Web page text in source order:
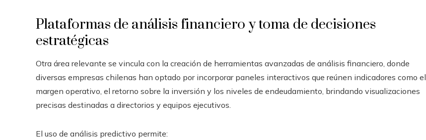
Plataformas de análisis financiero y toma de decisiones
estratégicas
Otra área relevante se vincula con la creación de herramientas avanzadas de análisis financiero, donde
diversas empresas chilenas han optado por incorporar paneles interactivos que reúnen indicadores como el
margen operativo, el retorno sobre la inversión y los niveles de endeudamiento, brindando visualizaciones
precisas destinadas a directorios y equipos ejecutivos.
El uso de análisis predictivo permite: